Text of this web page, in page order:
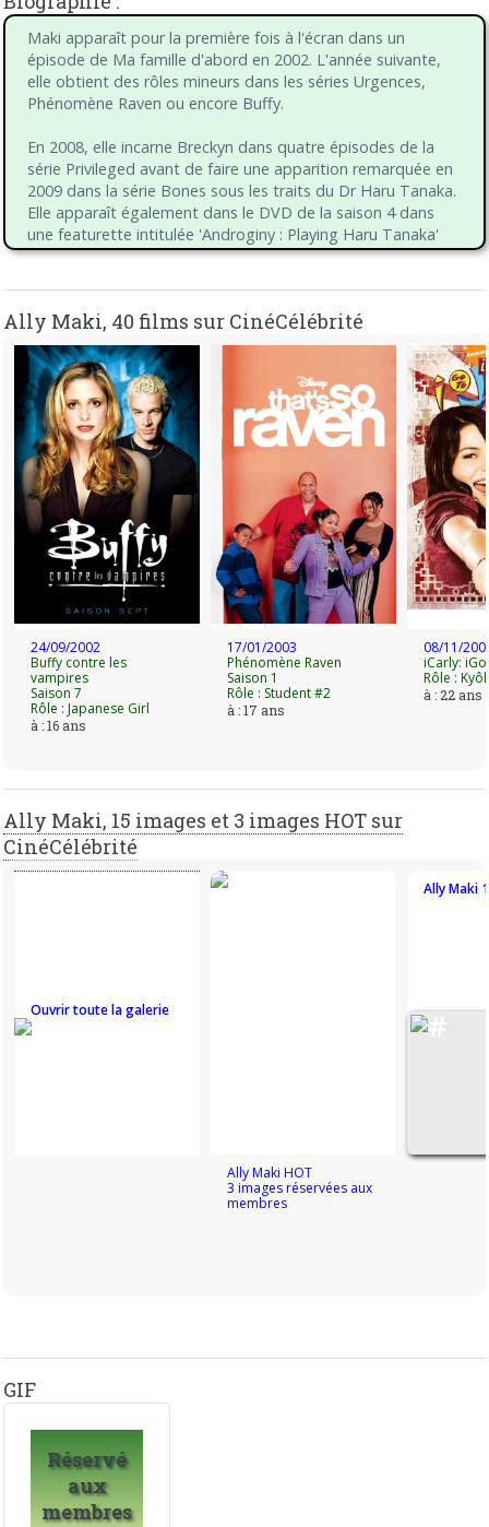
Maki apparaît pour la première fois à l'écran dans un
épisode de Ma famille d'abord en 2002. L'année suivante,
elle obtient des rôles mineurs dans les séries Urgences,
Phénomène Raven ou encore Buffy.
En 2008, elle incarne Breckyn dans quatre épisodes de la
série Privileged avant de faire une apparition remarquée en
2009 dans la série Bones sous les traits du Dr Haru Tanaka.
Elle apparaît également dans le DVD de la saison 4 dans
une featurette intitulée 'Androginy : Playing Haru Tanaka'
où elle parle de son rôle.
en parallèle dans le film Sexy Dance 3 The Battle ainsi que
dans The Big Bang Theory, où elle joue le rôle de Joice Kim,
une espionne nord-coréenne, le temps d'un épisode.
Jusqu'en 2015, Ally ne fait que quelques apparitions dans
des séries comme 2 Broke Girls, New Girl, NCIS ou Dear
White People.
Elle décroche alors le rôle de Jess dans la série Wrecked en
2016, qu'elle incarne jusqu'en 2018 avant de rejoindre le
casting récurrent de la série Marvel's Cloak & Dagger dans
le rôle de Mina Hess.
Elle prêtera sa voix au personnage de Giggle Mcdimples
dans le prochain Toy Story 4.
Ally Maki, 40 films sur CinéCélébrité
24/09/2002
Buffy contre les
vampires
Saison 7
Rôle : Japanese Girl
à : 16 ans
17/01/2003
Phénomène Raven
Saison 1
Rôle : Student #2
à : 17 ans
08/11/
iCarly:
Rôle :
à : 22 ans
Ally Maki, 15 images et 3 images HOT sur
CinéCélébrité
Ouvrir toute la galerie
Ally Maki HOT
3 images réservées aux
membres
Ally Maki
GIF
Réservé
aux
membres